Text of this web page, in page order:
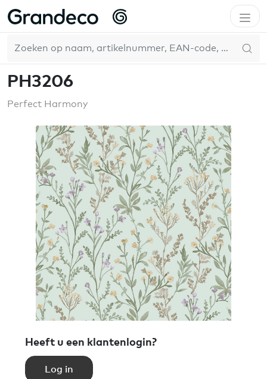
Home GrandecoBoutique PH3206
PH3206
Perfect Harmony
Heeft u een klantenlogin?
Log in